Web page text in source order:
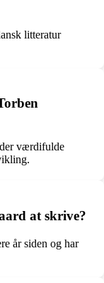
litteratur
værdifulde
at skrive?
år siden og har